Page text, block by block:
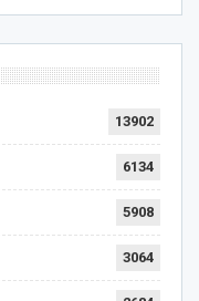
13902
6134
5908
3064